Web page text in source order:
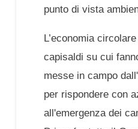
punto di vista
L’economia
capisaldi su cui
messe in campo
per rispondere con
all'emergenza dei